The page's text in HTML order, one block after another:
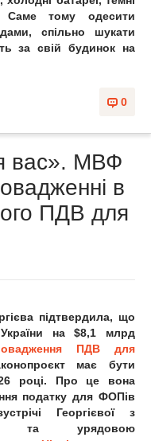
Саме тому одесити
спільно шукати
за свій будинок на
0
вас». МВФ
в
ПДВ для
підтвердила, що
на $8,1 млрд
ПДВ для
має бути
році. Про це вона
податку для ФОПів
Георгієвої з
та урядовою